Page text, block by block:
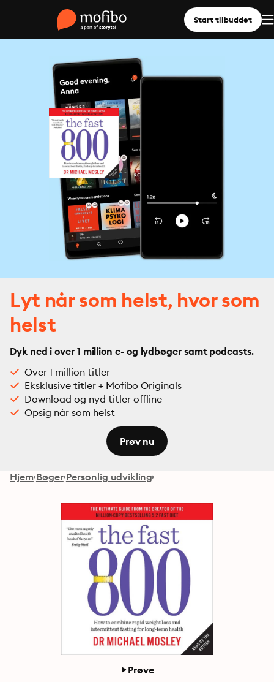
Start tilbuddet
Lyt når som helst, hvor som
helst
Dyk ned i over 1 million e- og lydbøger samt podcasts.
Over 1 million titler
Eksklusive titler + Mofibo Originals
Download og nyd titler offline
Opsig når som helst
Prøv nu
Hjem Bøger Personlig udvikling
Prøve